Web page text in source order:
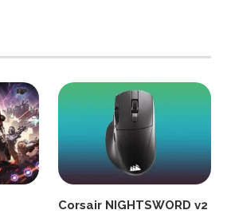
Corsair NIGHTSWORD v2